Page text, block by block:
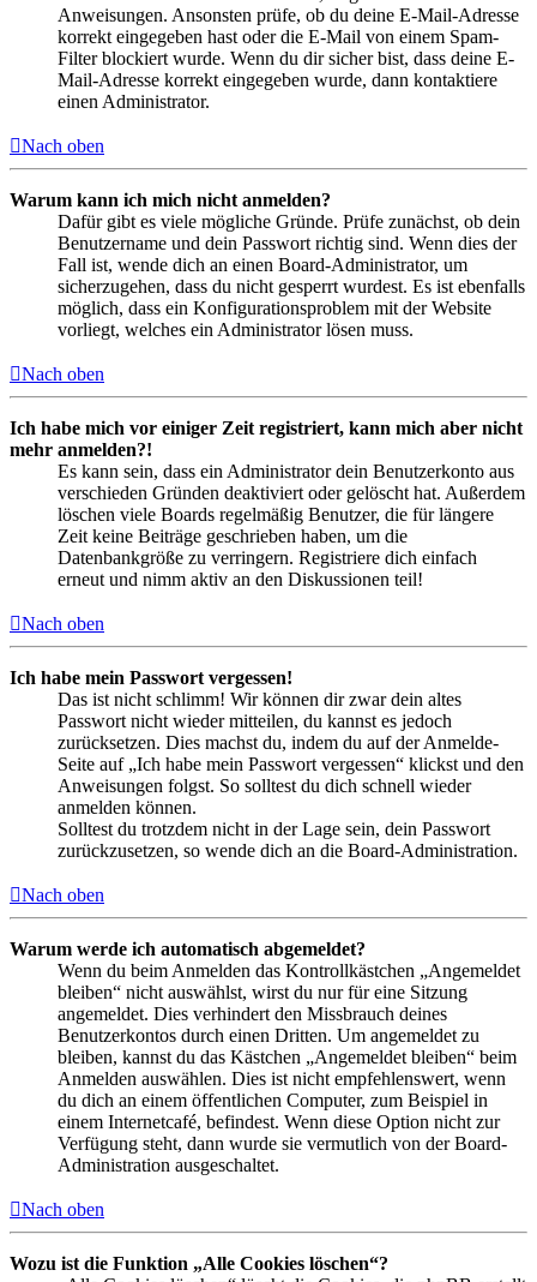
Anweisungen. Ansonsten prüfe, ob du deine E-Mail-Adresse
korrekt eingegeben hast oder die E-Mail von einem Spam-
Filter blockiert wurde. Wenn du dir sicher bist, dass deine E-
Mail-Adresse korrekt eingegeben wurde, dann kontaktiere
einen Administrator.
Nach oben
Warum kann ich mich nicht anmelden?
Dafür gibt es viele mögliche Gründe. Prüfe zunächst, ob dein
Benutzername und dein Passwort richtig sind. Wenn dies der
Fall ist, wende dich an einen Board-Administrator, um
sicherzugehen, dass du nicht gesperrt wurdest. Es ist ebenfalls
möglich, dass ein Konfigurationsproblem mit der Website
vorliegt, welches ein Administrator lösen muss.
Nach oben
Ich habe mich vor einiger Zeit registriert, kann mich aber nicht
mehr anmelden?!
Es kann sein, dass ein Administrator dein Benutzerkonto aus
verschieden Gründen deaktiviert oder gelöscht hat. Außerdem
löschen viele Boards regelmäßig Benutzer, die für längere
Zeit keine Beiträge geschrieben haben, um die
Datenbankgröße zu verringern. Registriere dich einfach
erneut und nimm aktiv an den Diskussionen teil!
Nach oben
Ich habe mein Passwort vergessen!
Das ist nicht schlimm! Wir können dir zwar dein altes
Passwort nicht wieder mitteilen, du kannst es jedoch
zurücksetzen. Dies machst du, indem du auf der Anmelde-
Seite auf „Ich habe mein Passwort vergessen“ klickst und den
Anweisungen folgst. So solltest du dich schnell wieder
anmelden können.
Solltest du trotzdem nicht in der Lage sein, dein Passwort
zurückzusetzen, so wende dich an die Board-Administration.
Nach oben
Warum werde ich automatisch abgemeldet?
Wenn du beim Anmelden das Kontrollkästchen „Angemeldet
bleiben“ nicht auswählst, wirst du nur für eine Sitzung
angemeldet. Dies verhindert den Missbrauch deines
Benutzerkontos durch einen Dritten. Um angemeldet zu
bleiben, kannst du das Kästchen „Angemeldet bleiben“ beim
Anmelden auswählen. Dies ist nicht empfehlenswert, wenn
du dich an einem öffentlichen Computer, zum Beispiel in
einem Internetcafé, befindest. Wenn diese Option nicht zur
Verfügung steht, dann wurde sie vermutlich von der Board-
Administration ausgeschaltet.
Nach oben
Wozu ist die Funktion „Alle Cookies löschen“?